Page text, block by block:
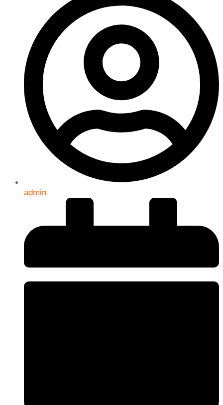
admin